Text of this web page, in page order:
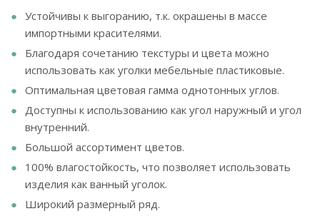
Устойчивы к выгоранию, т.к. окрашены в массе
импортными красителями.
Благодаря сочетанию текстуры и цвета можно
использовать как уголки мебельные пластиковые.
Оптимальная цветовая гамма однотонных углов.
Доступны к использованию как угол наружный и угол
внутренний.
Большой ассортимент цветов.
100% влагостойкость, что позволяет использовать
изделия как ванный уголок.
Широкий размерный ряд.